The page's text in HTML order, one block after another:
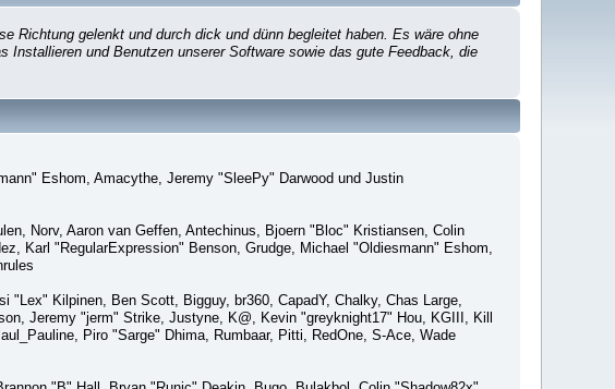
Richtung gelenkt und durch dick und dünn begleitet haben. Es wäre ohne
und Benutzen unserer Software sowie das gute Feedback, die
Eshom, Amacythe, Jeremy "SleePy" Darwood und Justin
Norv, Aaron van Geffen, Antechinus, Bjoern "Bloc" Kristiansen, Colin
Karl "RegularExpression" Benson, Grudge, Michael "Oldiesmann" Eshom,
Kilpinen, Ben Scott, Bigguy, br360, CapadY, Chalky, Chas Large,
Jeremy "jerm" Strike, Justyne, K@, Kevin "greyknight17" Hou, KGIII, Kill
Piro "Sarge" Dhima, Rumbaar, Pitti, RedOne, S-Ace, Wade